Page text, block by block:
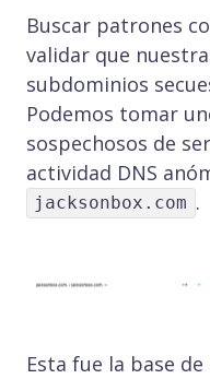
Buscar patrones
validar que
subdominios
Podemos tomar
sospechosos de
actividad DNS
jacksonbox.com .
Esta fue la base